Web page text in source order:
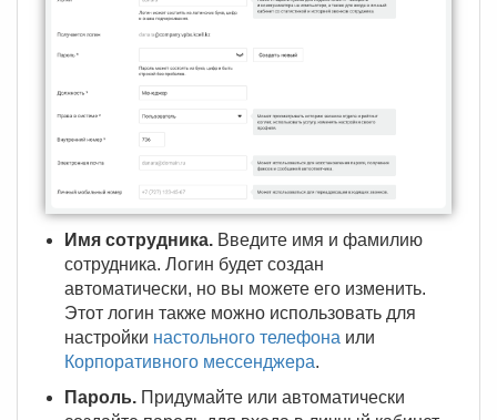
Имя сотрудника. Введите имя и фамилию
сотрудника. Логин будет создан
автоматически, но вы можете его изменить.
Этот логин также можно использовать для
настройки настольного телефона или
Корпоративного мессенджера.
Пароль. Придумайте или автоматически